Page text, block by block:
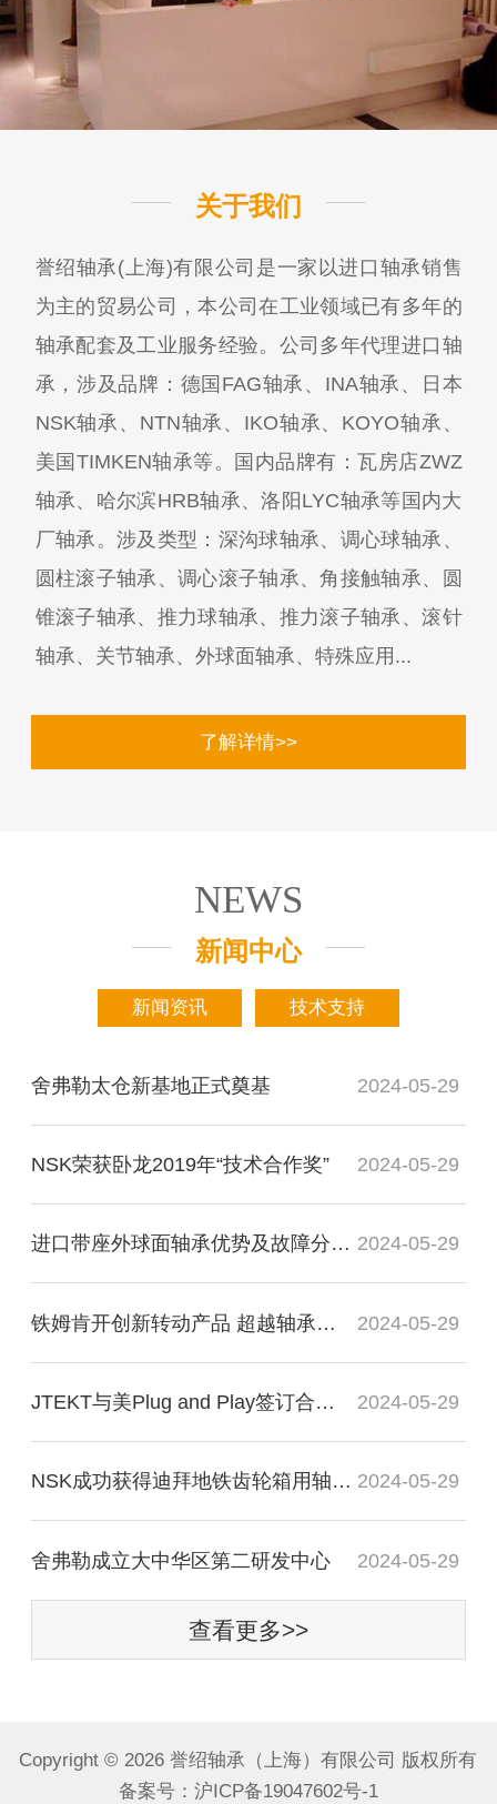
关于我们
誉绍轴承(上海)有限公司是一家以进口轴承销售
为主的贸易公司，本公司在工业领域已有多年的
轴承配套及工业服务经验。公司多年代理进口轴
承，涉及品牌：德国FAG轴承、INA轴承、日本
NSK轴承、NTN轴承、IKO轴承、KOYO轴承、
美国TIMKEN轴承等。国内品牌有：瓦房店ZWZ
轴承、哈尔滨HRB轴承、洛阳LYC轴承等国内大
厂轴承。涉及类型：深沟球轴承、调心球轴承、
圆柱滚子轴承、调心滚子轴承、角接触轴承、圆
锥滚子轴承、推力球轴承、推力滚子轴承、滚针
轴承、关节轴承、外球面轴承、特殊应用...
了解详情>>
NEWS
新闻中心
新闻资讯 技术支持
舍弗勒太仓新基地正式奠基 2024-05-29
NSK荣获卧龙2019年“技术合作奖” 2024-05-29
进口带座外球面轴承优势及故障分析检测 2024-05-29
铁姆肯开创新转动产品 超越轴承谈轴承效率 2024-05-29
JTEKT与美Plug and Play签订合作协议 2024-05-29
NSK成功获得迪拜地铁齿轮箱用轴承订单 2024-05-29
舍弗勒成立大中华区第二研发中心 2024-05-29
查看更多>>
Copyright © 2026 誉绍轴承（上海）有限公司 版权所有
备案号： 沪ICP备19047602号-1